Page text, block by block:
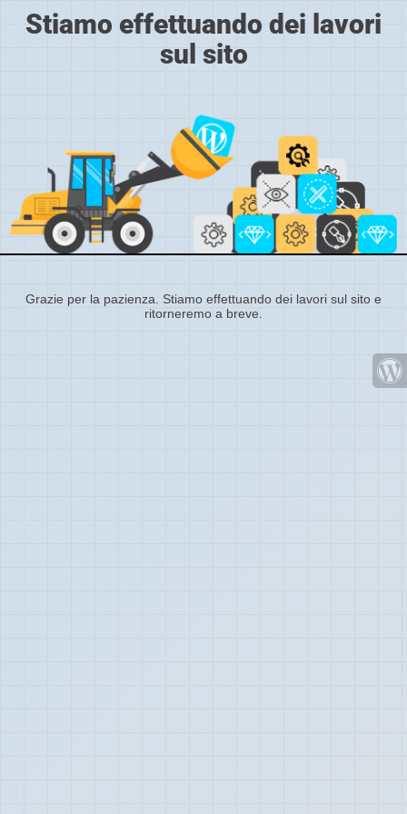
Stiamo effettuando dei lavori
sul sito
Grazie per la pazienza. Stiamo effettuando dei lavori sul sito e
ritorneremo a breve.